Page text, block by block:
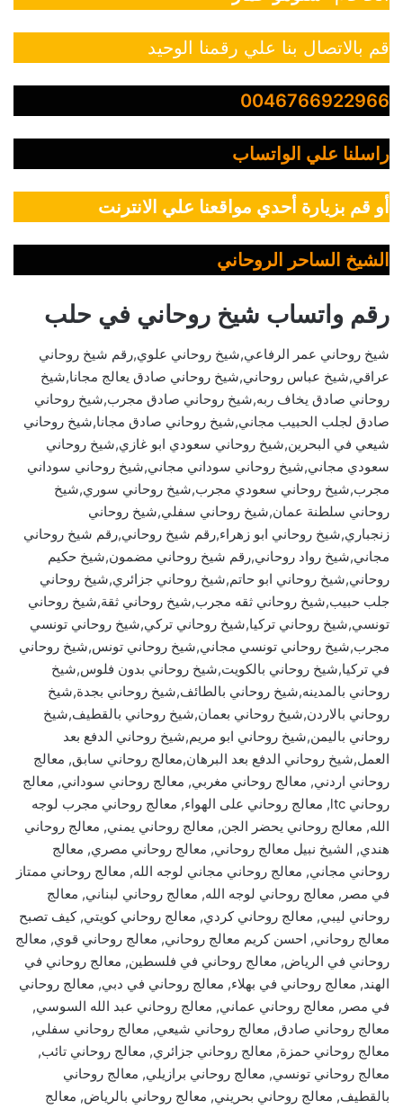
قم بالاتصال بنا علي رقمنا الوحيد
0046766922966
راسلنا علي الواتساب
أو قم بزيارة أحدي مواقعنا علي الانترنت
الشيخ الساحر الروحاني
رقم واتساب شيخ روحاني في حلب
شيخ روحاني عمر الرفاعي,شيخ روحاني علوي,رقم شيخ روحاني
عراقي,شيخ عباس روحاني,شيخ روحاني صادق يعالج مجانا,شيخ
روحاني صادق يخاف ربه,شيخ روحاني صادق مجرب,شيخ روحاني
صادق لجلب الحبيب مجاني,شيخ روحاني صادق مجانا,شيخ روحاني
شيعي في البحرين,شيخ روحاني سعودي ابو غازي,شيخ روحاني
سعودي مجاني,شيخ روحاني سوداني مجاني,شيخ روحاني سوداني
مجرب,شيخ روحاني سعودي مجرب,شيخ روحاني سوري,شيخ
روحاني سلطنة عمان,شيخ روحاني سفلي,شيخ روحاني
زنجباري,شيخ روحاني ابو زهراء,رقم شيخ روحاني,رقم شيخ روحاني
مجاني,شيخ رواد روحاني,رقم شيخ روحاني مضمون,شيخ حكيم
روحاني,شيخ روحاني ابو حاتم,شيخ روحاني جزائري,شيخ روحاني
جلب حبيب,شيخ روحاني ثقه مجرب,شيخ روحاني ثقة,شيخ روحاني
تونسي,شيخ روحاني تركيا,شيخ روحاني تركي,شيخ روحاني تونسي
مجرب,شيخ روحاني تونسي مجاني,شيخ روحاني تونس,شيخ روحاني
في تركيا,شيخ روحاني بالكويت,شيخ روحاني بدون فلوس,شيخ
روحاني بالمدينه,شيخ روحاني بالطائف,شيخ روحاني بجدة,شيخ
روحاني بالاردن,شيخ روحاني بعمان,شيخ روحاني بالقطيف,شيخ
روحاني باليمن,شيخ روحاني ابو مريم,شيخ روحاني الدفع بعد
العمل,شيخ روحاني الدفع بعد البرهان,معالج روحاني سابق, معالج
روحاني اردني, معالج روحاني مغربي, معالج روحاني سوداني, معالج
روحاني ltc, معالج روحاني على الهواء, معالج روحاني مجرب لوجه
الله, معالج روحاني يحضر الجن, معالج روحاني يمني, معالج روحاني
هندي, الشيخ نبيل معالج روحاني, معالج روحاني مصري, معالج
روحاني مجاني, معالج روحاني مجاني لوجه الله, معالج روحاني ممتاز
في مصر, معالج روحاني لوجه الله, معالج روحاني لبناني, معالج
روحاني ليبي, معالج روحاني كردي, معالج روحاني كويتي, كيف تصبح
معالج روحاني, احسن كريم معالج روحاني, معالج روحاني قوي, معالج
روحاني في الرياض, معالج روحاني في فلسطين, معالج روحاني في
الهند, معالج روحاني في بهلاء, معالج روحاني في دبي, معالج روحاني
في مصر, معالج روحاني عماني, معالج روحاني عبد الله السوسي,
معالج روحاني صادق, معالج روحاني شيعي, معالج روحاني سفلي,
معالج روحاني حمزة, معالج روحاني جزائري, معالج روحاني تائب,
معالج روحاني تونسي, معالج روحاني برازيلي, معالج روحاني
بالقطيف, معالج روحاني بحريني, معالج روحاني بالرياض, معالج